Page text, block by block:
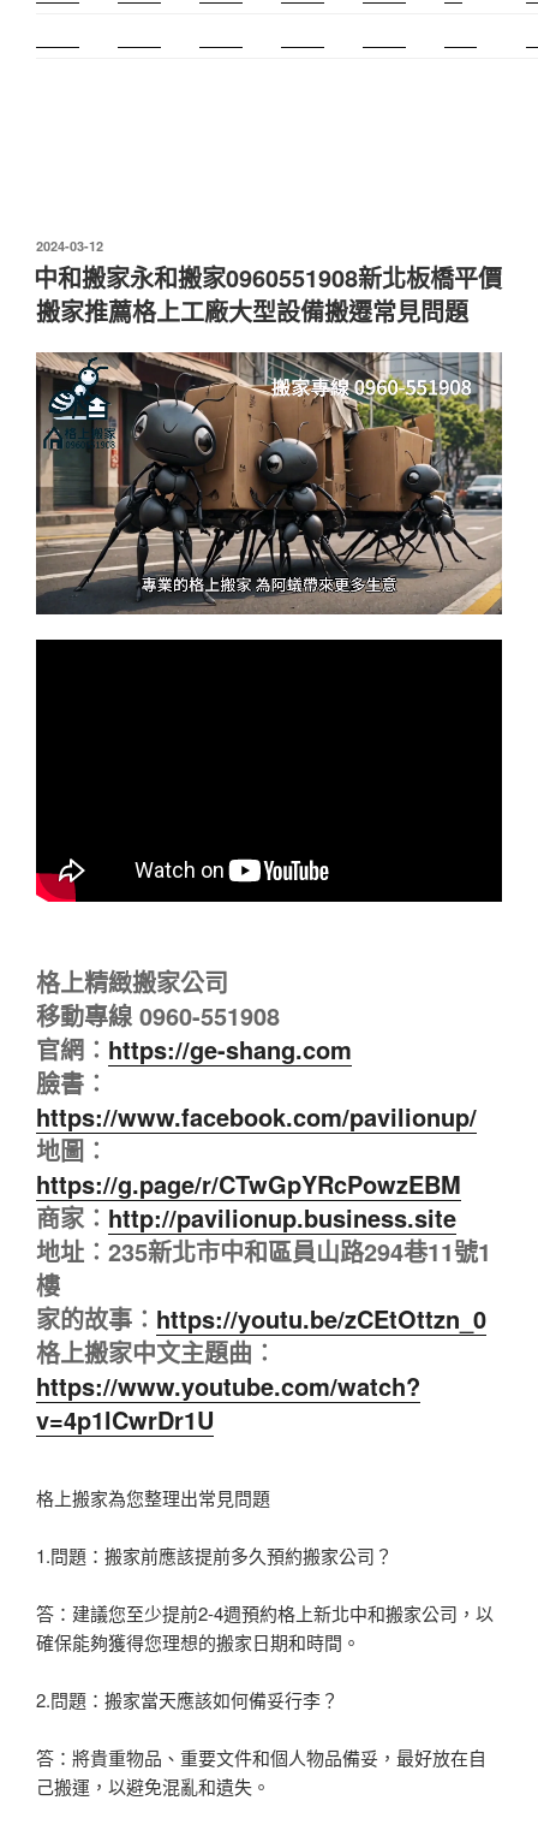
發
佈
於
2024-03-12
中和搬家永和搬家0960551908新北板橋平價
搬家推薦格上工廠大型設備搬遷常見問題
格上精緻搬家公司
移動專線 0960-551908
官網︰ https://ge-shang.com
臉書︰
https://www.facebook.com/pavilionup/
地圖︰
https://g.page/r/CTwGpYRcPowzEBM
商家︰ http://pavilionup.business.site
地址︰235新北市中和區員山路294巷11號1
樓
家的故事︰ https://youtu.be/zCEtOttzn_0
格上搬家中文主題曲︰
https://www.youtube.com/watch?
v=4p1lCwrDr1U
格上搬家為您整理出常見問題
1.問題：搬家前應該提前多久預約搬家公司？
答：建議您至少提前2-4週預約格上新北中和搬家公司，以
確保能夠獲得您理想的搬家日期和時間。
2.問題：搬家當天應該如何備妥行李？
答：將貴重物品、重要文件和個人物品備妥，最好放在自
己搬運，以避免混亂和遺失。